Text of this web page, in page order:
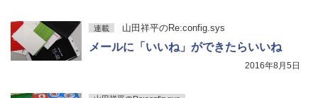
pc ミニPC iPhone対応
￥9,999
連載 山田祥平のRe:config.sys
メールに「いいね」ができたらいいね
2016年8月5日